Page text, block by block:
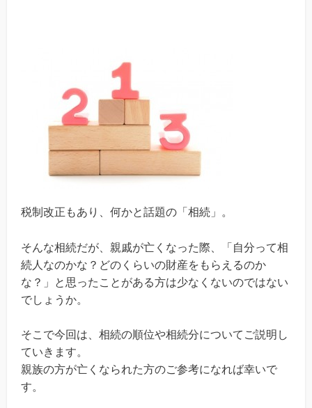
税制改正もあり、何かと話題の「相続」。
そんな相続だが、親戚が亡くなった際、「自分って相
続人なのかな？どのくらいの財産をもらえるのか
な？」と思ったことがある方は少なくないのではない
でしょうか。
そこで今回は、相続の順位や相続分についてご説明し
ていきます。
親族の方が亡くなられた方のご参考になれば幸いで
す。